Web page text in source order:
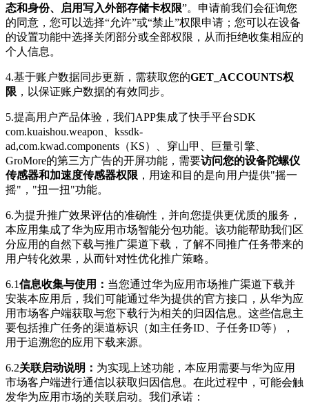
态和身份、启用写入外部存储卡权限”。申请前我们会征询您
的同意，您可以选择“允许”或“禁止”权限申请；您可以在设备
的设置功能中选择关闭部分或全部权限，从而拒绝收集相应的
个人信息。
4.基于账户数据同步更新，需获取您的GET_ACCOUNTS权
限 ，以保证账户数据的有效同步。
5.提高用户产品体验，我们APP集成了快手平台SDK
com.kuaishou.weapon、kssdk-
ad,com.kwad.components（KS）、穿山甲、巨量引擎、
GroMore的第三方广告的开屏功能，需要访问您的设备陀螺仪
传感器和加速度传感器权限 ，用途和目的是向用户提供"摇一
摇"，"扭一扭"功能。
6.为提升推广效果评估的准确性，并向您提供更优质的服务，
本应用集成了华为应用市场智能分包功能。该功能帮助我们区
分应用的自然下载与推广渠道下载，了解不同推广任务带来的
用户转化效果，从而针对性优化推广策略。
6.1信息收集与使用： 当您通过华为应用市场推广渠道下载并
安装本应用后，我们可能通过华为提供的官方接口，从华为应
用市场客户端获取与您下载行为相关的归因信息。这些信息主
要包括推广任务的渠道标识（如主任务ID、子任务ID等），
用于追溯您的应用下载来源。
6.2关联启动说明： 为实现上述功能，本应用需要与华为应用
市场客户端进行通信以获取归因信息。在此过程中，可能会触
发华为应用市场的关联启动。我们承诺：